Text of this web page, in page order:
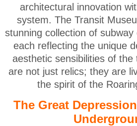
architectural innovation
system. The Transit
stunning collection of
each reflecting the unique
aesthetic sensibilities of
are not just relics; they are
the spirit of the
The Great